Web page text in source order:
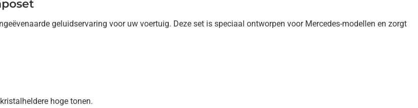
geluidservaring voor uw voertuig. Deze set is speciaal ontworpen voor Mercedes-modellen en zorgt
hoge tonen.